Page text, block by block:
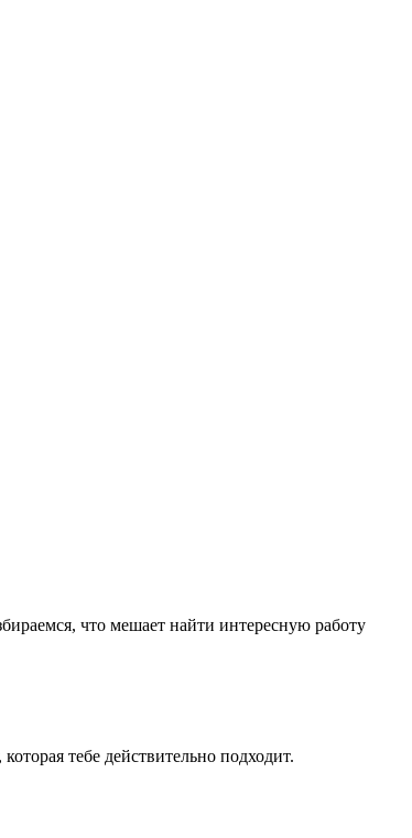
что мешает найти интересную работу
тебе действительно подходит.